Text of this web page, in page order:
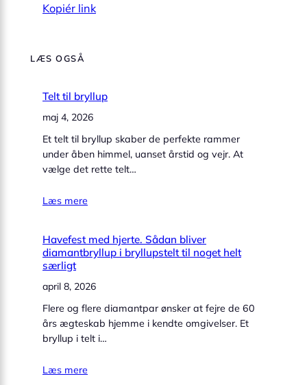
Kopiér link
LÆS OGSÅ
Telt til bryllup
maj 4, 2026
Et telt til bryllup skaber de perfekte rammer
under åben himmel, uanset årstid og vejr. At
vælge det rette telt…
Læs mere
Havefest med hjerte. Sådan bliver
diamantbryllup i bryllupstelt til noget helt
særligt
april 8, 2026
Flere og flere diamantpar ønsker at fejre de 60
års ægteskab hjemme i kendte omgivelser. Et
bryllup i telt i…
Læs mere